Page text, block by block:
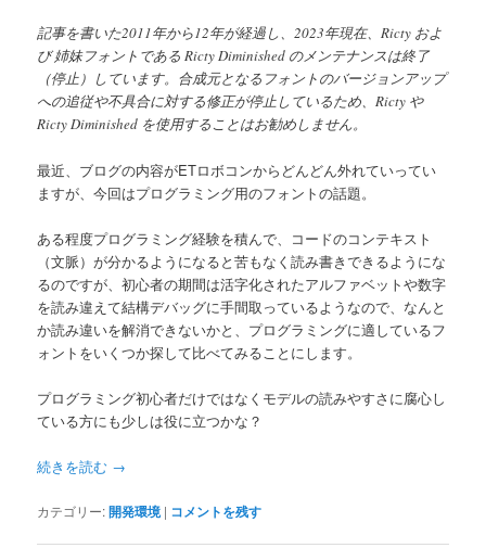
記事を書いた2011年から12年が経過し、2023年現在、Ricty およ
び 姉妹フォントである Ricty Diminished のメンテナンスは終了
（停止）しています。合成元となるフォントのバージョンアップ
への追従や不具合に対する修正が停止しているため、Ricty や
Ricty Diminished を使用することはお勧めしません。
最近、ブログの内容がETロボコンからどんどん外れていってい
ますが、今回はプログラミング用のフォントの話題。
ある程度プログラミング経験を積んで、コードのコンテキスト
（文脈）が分かるようになると苦もなく読み書きできるようにな
るのですが、初心者の期間は活字化されたアルファベットや数字
を読み違えて結構デバッグに手間取っているようなので、なんと
か読み違いを解消できないかと、プログラミングに適しているフ
ォントをいくつか探して比べてみることにします。
プログラミング初心者だけではなくモデルの読みやすさに腐心し
ている方にも少しは役に立つかな？
続きを読む →
カテゴリー:開発環境 | コメントを残す